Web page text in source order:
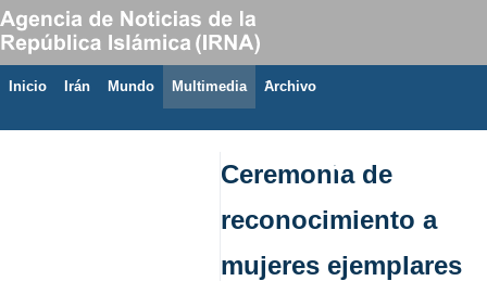
Inicio Irán Mundo Multimedia َArchivo
Ceremonia de
reconocimiento a
mujeres ejemplares